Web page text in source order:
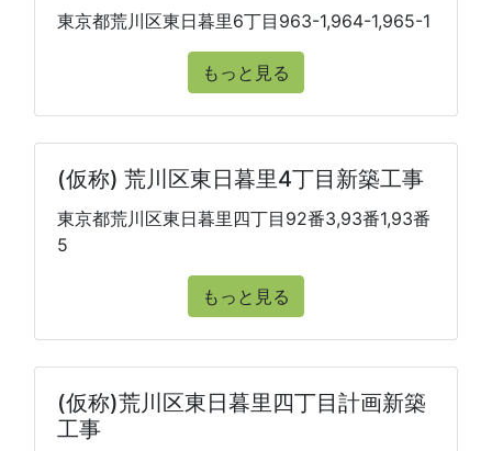
東京都荒川区東日暮里6丁目963-1,964-1,965-1
もっと見る
(仮称) 荒川区東日暮里4丁目新築工事
東京都荒川区東日暮里四丁目92番3,93番1,93番
5
もっと見る
(仮称)荒川区東日暮里四丁目計画新築
工事